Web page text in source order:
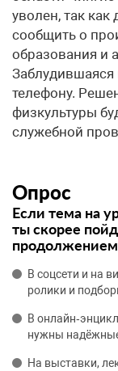
уволен, так
сообщить о
образования и
Заблудившаяся
телефону.
физкультуры
служебной
Опрос
Если тема на
ты скорее
В соцсети и на
ролики и
В
нужны
На выставки,